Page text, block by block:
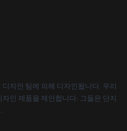
자인 팀에 의해 디자인됩니다. 우리
인 제품을 제안합니다. 그들은 단지